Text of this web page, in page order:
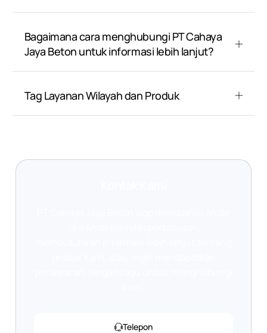
Bagaimana cara menghubungi PT Cahaya
Jaya Beton untuk informasi lebih lanjut?
Tag Layanan Wilayah dan Produk
Telepon